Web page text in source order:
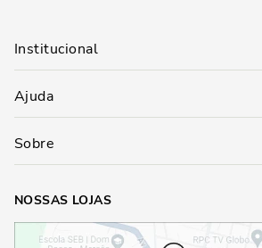
Institucional
Ajuda
Sobre
NOSSAS LOJAS